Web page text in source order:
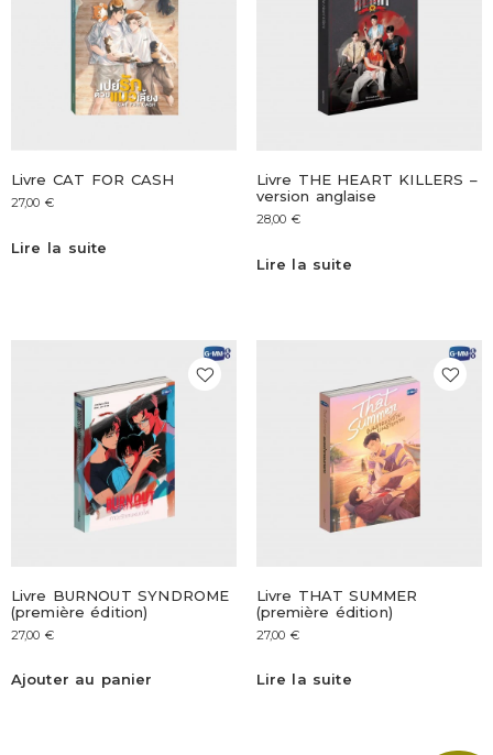
Livre CAT FOR CASH
27,00 €
Lire la suite
Livre THE HEART KILLERS –
version anglaise
28,00 €
Lire la suite
Livre BURNOUT SYNDROME
(première édition)
27,00 €
Ajouter au panier
Livre THAT SUMMER
(première édition)
27,00 €
Lire la suite